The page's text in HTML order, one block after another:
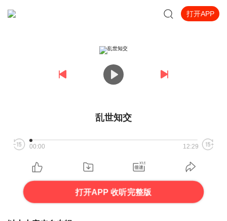
打开APP
乱世知交
00:00 12:29
打开APP 收听完整版